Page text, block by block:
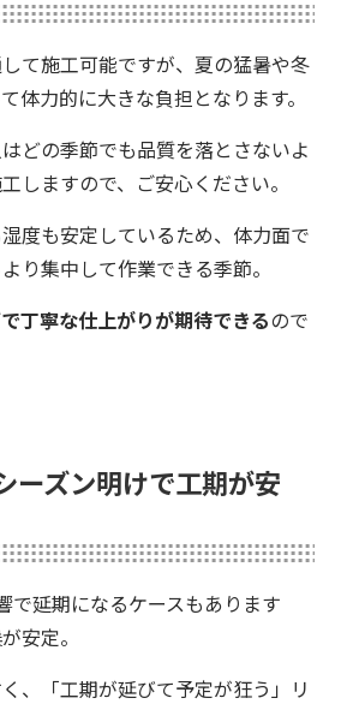
て施工可能ですが、夏の猛暑や冬
体力的に大きな負担となります。
どの季節でも品質を落とさないよ
しますので、ご安心ください。
度も安定しているため、体力面で
り集中して作業できる季節。
丁寧な仕上がりが期待できるので
ーズン明けで工期が安
で延期になるケースもあります
安定。
、「工期が延びて予定が狂う」リ